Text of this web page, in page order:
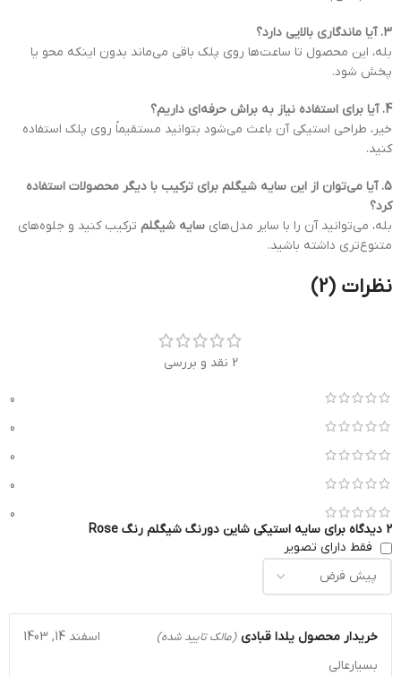
3. آیا ماندگاری بالایی دارد؟
بله، این محصول تا ساعت‌ها روی پلک باقی می‌ماند بدون اینکه محو یا
پخش شود.
4. آیا برای استفاده نیاز به براش حرفه‌ای داریم؟
خیر، طراحی استیکی آن باعث می‌شود بتوانید مستقیماً روی پلک استفاده
کنید.
5. آیا می‌توان از این سایه شیگلم برای ترکیب با دیگر محصولات استفاده
کرد؟
بله، می‌توانید آن را با سایر مدل‌های سایه شیگلم ترکیب کنید و جلوه‌های
متنوع‌تری داشته باشید.
نظرات (2)
2 نقد و بررسی
0
0
0
0
0
2 دیدگاه برای
سایه استیکی شاین دورنگ شیگلم رنگ Rose
فقط دارای تصویر
خریدار محصول یلدا قبادی (مالک تایید شده)
اسفند 14, 1403
بسیارعالی